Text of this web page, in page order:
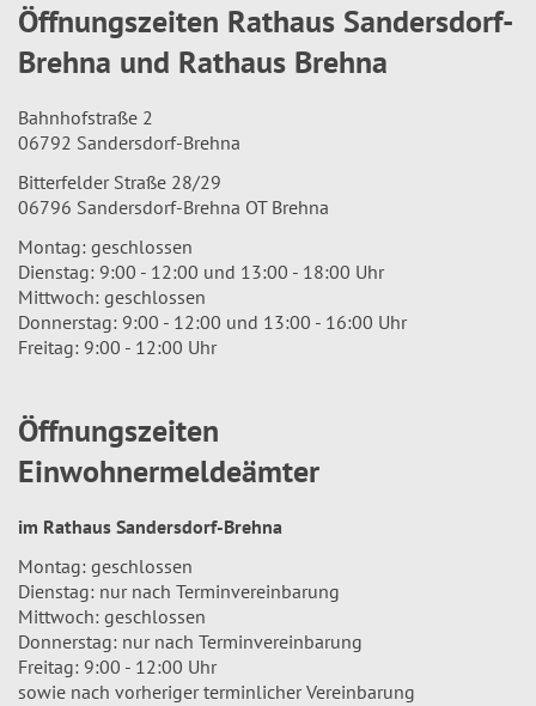
Öffnungszeiten Rathaus Sandersdorf-
Brehna und Rathaus Brehna
Bahnhofstraße 2
06792 Sandersdorf-Brehna
Bitterfelder Straße 28/29
06796 Sandersdorf-Brehna OT Brehna
Montag: geschlossen
Dienstag: 9:00 - 12:00 und 13:00 - 18:00 Uhr
Mittwoch: geschlossen
Donnerstag: 9:00 - 12:00 und 13:00 - 16:00 Uhr
Freitag: 9:00 - 12:00 Uhr
Öffnungszeiten
Einwohnermeldeämter
im Rathaus Sandersdorf-Brehna
Montag: geschlossen
Dienstag: nur nach Terminvereinbarung
Mittwoch: geschlossen
Donnerstag: nur nach Terminvereinbarung
Freitag: 9:00 - 12:00 Uhr
sowie nach vorheriger terminlicher Vereinbarung